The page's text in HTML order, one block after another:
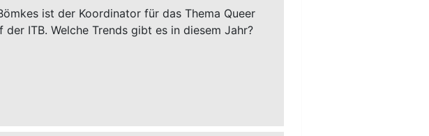
ist der Koordinator für das Thema Queer
der ITB. Welche Trends gibt es in diesem Jahr?